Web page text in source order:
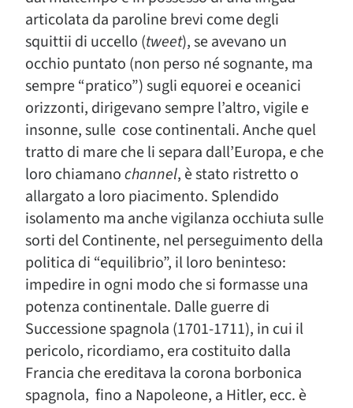
articolata da paroline brevi come degli
squittii di uccello (tweet), se avevano un
occhio puntato (non perso né sognante, ma
sempre “pratico”) sugli equorei e oceanici
orizzonti, dirigevano sempre l’altro, vigile e
insonne, sulle cose continentali. Anche quel
tratto di mare che li separa dall’Europa, e che
loro chiamanochannel, è stato ristretto o
allargato a loro piacimento. Splendido
isolamento ma anche vigilanza occhiuta sulle
sorti del Continente, nel perseguimento della
politica di “equilibrio”, il loro beninteso:
impedire in ogni modo che si formasse una
potenza continentale. Dalle guerre di
Successione spagnola (1701-1711), in cui il
pericolo, ricordiamo, era costituito dalla
Francia che ereditava la corona borbonica
spagnola, fino a Napoleone, a Hitler, ecc. è